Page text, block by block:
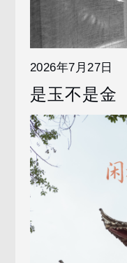
2026年7月27日
是玉不是金